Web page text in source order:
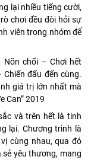
lại nhiều tiếng cười,
chơi đều đòi hỏi sự
viên trong nhóm để
chối – Chơi hết
đấu đến cùng.
giá trị lớn nhất mà
Can” 2019
và trên hết là tinh
lại. Chương trình là
cùng nhau, qua đó
yêu thương, mang